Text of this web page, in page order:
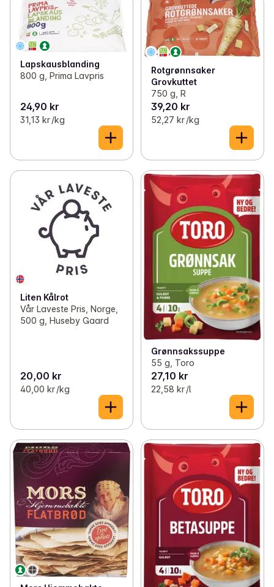
Lapskausblanding
800 g, Prima Lavpris
24,90 kr
31,13 kr /kg
Rotgrønnsaker
Grovkuttet
750 g, R
39,20 kr
52,27 kr /kg
Liten Kålrot
Vår Laveste Pris, Norge,
500 g, Huseby Gaard
20,00 kr
40,00 kr /kg
Grønnsakssuppe
55 g, Toro
27,10 kr
22,58 kr /l